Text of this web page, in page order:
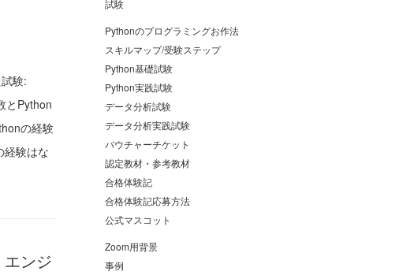
験:
とPython
の経験
経験はな
ンジ
試験
Pythonのプログラミングお作法
スキルマップ/受験ステップ
Python基礎試験
Python実践試験
データ分析試験
データ分析実践試験
バウチャーチケット
認定教材・参考教材
合格体験記
合格体験記応募方法
公式マスコット
Zoom用背景
事例